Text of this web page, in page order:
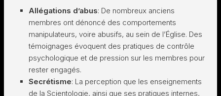
Allégations d’abus: De nombreux anciens
membres ont dénoncé des comportements
manipulateurs, voire abusifs, au sein de l’Église. Des
témoignages évoquent des pratiques de contrôle
psychologique et de pression sur les membres pour
rester engagés.
Secrétisme: La perception que les enseignements
de la Scientologie, ainsi que ses pratiques internes,